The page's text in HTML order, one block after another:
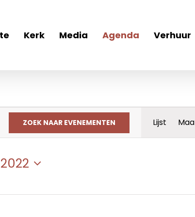
Kerk Media Agenda Verhuur
ZOEK NAAR EVENEMENTEN Lijst